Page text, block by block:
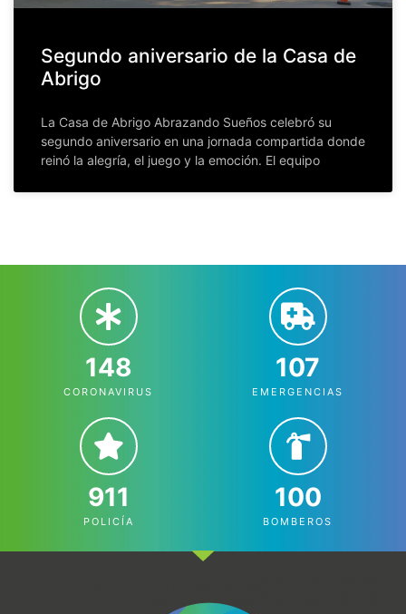
Segundo aniversario de la Casa de
Abrigo
La Casa de Abrigo Abrazando Sueños celebró su
segundo aniversario en una jornada compartida donde
reinó la alegría, el juego y la emoción. El equipo
148
CORONAVIRUS
107
EMERGENCIAS
911
POLICÍA
100
BOMBEROS